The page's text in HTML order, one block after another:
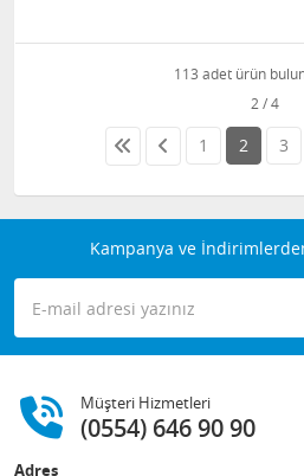
113 adet ürün
1 2 3
Kampanya ve
Müşteri Hizmetleri
(0554) 646 90 90
Adres